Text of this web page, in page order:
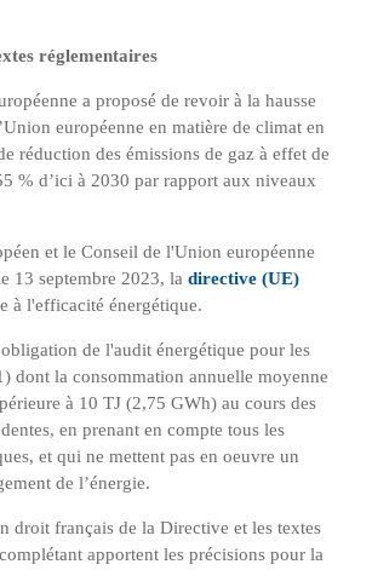
réglementaires
a proposé de revoir à la hausse
européenne en matière de climat en
réduction des émissions de gaz à effet de
% d’ici à 2030 par rapport aux niveaux
et le Conseil de l'Union européenne
13 septembre 2023, la directive (UE)
à l'efficacité énergétique.
de l'audit énergétique pour les
dont la consommation annuelle moyenne
à 10 TJ (2,75 GWh) au cours des
en prenant en compte tous les
et qui ne mettent pas en oeuvre un
de l’énergie.
droit français de la Directive et les textes
apportent les précisions pour la